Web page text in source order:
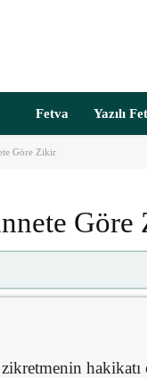
Fetva Yazılı
Göre Zikir
zikretmenin